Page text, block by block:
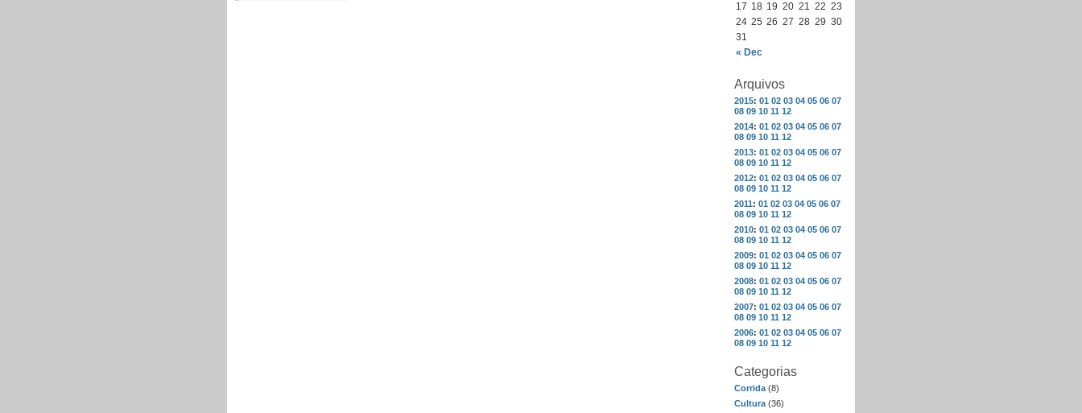
« Dec
17 18 19 20 21 22 23
24 25 26 27 28 29 30
31
Arquivos
2015: 01 02 03 04 05 06 07
08 09 10 11 12
2014: 01 02 03 04 05 06 07
08 09 10 11 12
2013: 01 02 03 04 05 06 07
08 09 10 11 12
2012: 01 02 03 04 05 06 07
08 09 10 11 12
2011: 01 02 03 04 05 06 07
08 09 10 11 12
2010: 01 02 03 04 05 06 07
08 09 10 11 12
2009: 01 02 03 04 05 06 07
08 09 10 11 12
2008: 01 02 03 04 05 06 07
08 09 10 11 12
2007: 01 02 03 04 05 06 07
08 09 10 11 12
2006: 01 02 03 04 05 06 07
08 09 10 11 12
Categorias
Corrida (8)
Cultura (36)